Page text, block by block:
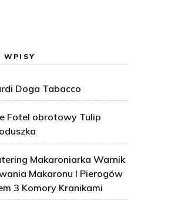
WPISY
Doga Tabacco
Fotel obrotowy Tulip
Makaroniarka Warnik
Makaronu I Pierogów
3 Komory Kranikami